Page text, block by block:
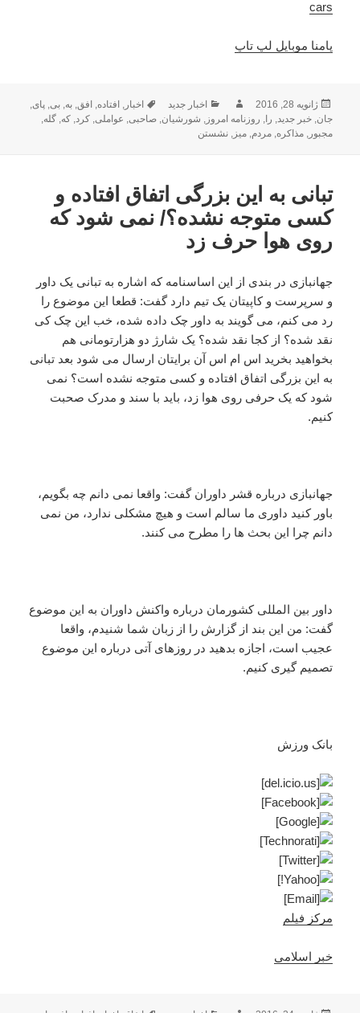
cars
پامنا موبایل لپ تاپ
ارسال
شده
در
ژانویه 28, 2016 نویسندهدسته‌ها
اخبار جدید برچسب‌ها
اخبار, افتاده, افق,به,بی,پای,
جان,خبر جدید, را, روزنامه امروز, شورشیان,صاحبی, عواملی,کرد,که,گله,
مجبور,مذاکره,مردم,میز,نشستن
تبانی به این بزرگی اتفاق افتاده و
کسی متوجه نشده؟/ نمی شود که
روی هوا حرف زد
جهانبازی در بندی از این اساسنامه که اشاره به تبانی یک داور
و سرپرست و کاپیتان یک تیم دارد گفت: قطعا این موضوع را
رد می کنم، می گویند به داور چک داده شده، خب این چک کی
نقد شده؟ از کجا نقد شده؟ یک شارژ دو هزارتومانی هم
بخواهید بخرید اس ام اس آن برایتان ارسال می شود بعد تبانی
به این بزرگی اتفاق افتاده و کسی متوجه نشده است؟ نمی
شود که یک حرفی روی هوا زد، باید با سند و مدرک صحبت
کنیم.
جهانبازی درباره قشر داوران گفت: واقعا نمی دانم چه بگویم،
باور کنید داوری ما سالم است و هیچ مشکلی ندارد، من نمی
دانم چرا این بحث ها را مطرح می کنند.
داور بین المللی کشورمان درباره واکنش داوران به این موضوع
گفت: من این بند از گزارش را از زبان شما شنیدم، واقعا
عجیب است، اجازه بدهید در روزهای آتی درباره این موضوع
تصمیم گیری کنیم.
بانک ورزش
مرکز فیلم
خبر اسلامی